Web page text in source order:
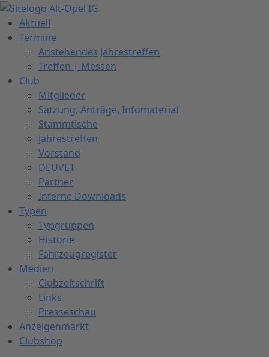
Zum
Inhalt
springen
Aktuell
Termine
Anstehendes Jahrestreffen
Treffen | Messen
Club
Mitglieder
Satzung, Anträge, Infomaterial
Stammtische
Jahrestreffen
Vorstand
DEUVET
Partner
Interne Downloads
Typen
Typgruppen
Historie
Fahrzeugregister
Medien
Clubzeitschrift
Links
Presseschau
Anzeigenmarkt
Clubshop